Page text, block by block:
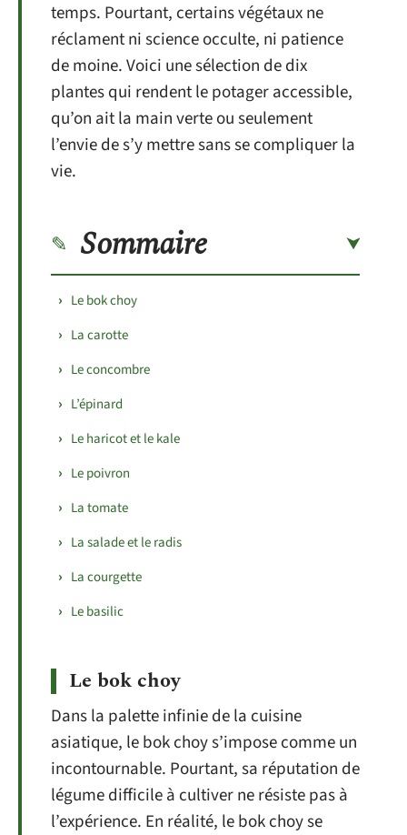
temps. Pourtant, certains végétaux ne
réclament ni science occulte, ni patience
de moine. Voici une sélection de dix
plantes qui rendent le potager accessible,
qu’on ait la main verte ou seulement
l’envie de s’y mettre sans se compliquer la
vie.
Sommaire
Le bok choy
La carotte
Le concombre
L’épinard
Le haricot et le kale
Le poivron
La tomate
La salade et le radis
La courgette
Le basilic
Le bok choy
Dans la palette infinie de la cuisine
asiatique, le bok choy s’impose comme un
incontournable. Pourtant, sa réputation de
légume difficile à cultiver ne résiste pas à
l’expérience. En réalité, le bok choy se